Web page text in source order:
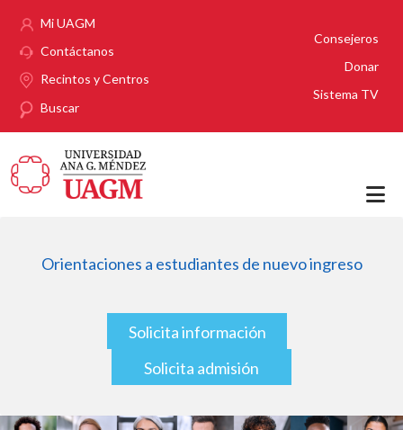
Mi UAGM
Contáctanos
Recintos y Centros
Buscar
Consejeros
Donar
Sistema TV
Orientaciones a estudiantes de nuevo ingreso
Solicita información
Solicita admisión